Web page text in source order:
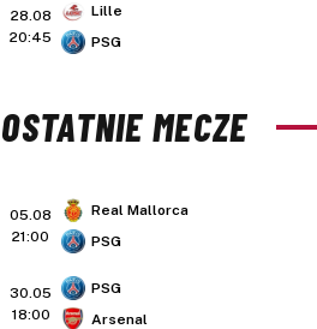
28.08
20:45
Lille
PSG
OSTATNIE MECZE
05.08
21:00
Real Mallorca
PSG
30.05
18:00
PSG
Arsenal